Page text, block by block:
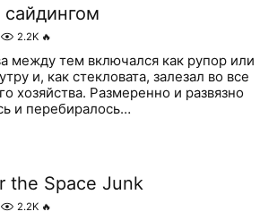
2.2K 🔥
между тем включался как рупор или
и, как стекловата, залезал во все
хозяйства. Размеренно и развязно
и перебиралось…
the Space Junk
2.2K 🔥